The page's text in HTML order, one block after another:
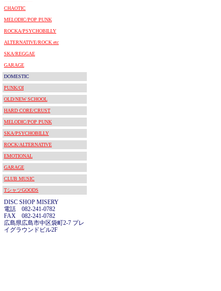
CHAOTIC
MELODIC/POP PUNK
ROCKA/PSYCHOBILLY
ALTERNATIVE/ROCK etc
SKA/REGGAE
GARAGE
DOMESTIC
PUNK/OI
OLD/NEW SCHOOL
HARD CORE/CRUST
MELODIC/POP PUNK
SKA/PSYCHOBILLY
ROCK/ALTERNATIVE
EMOTIONAL
GARAGE
CLUB MUSIC
TシャツGOODS
DISC SHOP MISERY
電話 082-241-0782
FAX 082-241-0782
広島県広島市中区袋町2-7 プレ
イグラウンドビル2F